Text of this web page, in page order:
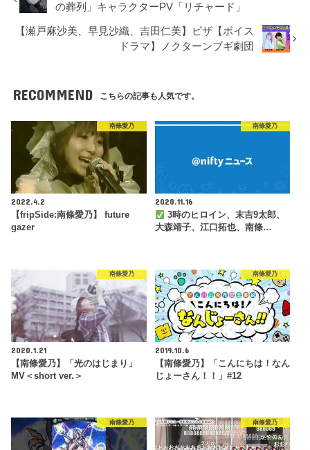
の葬列」キャラクターPV「リチャード」
【瀬戸麻沙美、早見沙織、吉田仁美】ピザ【ボイス
ドラマ】ノクターンブギ劇団
RECOMMEND こちらの記事も人気です。
南條愛乃
2022.4.2
【fripSide:南條愛乃】 future
gazer
南條愛乃
2020.11.16
3時のヒロイン、末吉9太郎、
大森靖子、江口拓也、南條…
南條愛乃
2020.1.21
【南條愛乃】「光のはじまり」
MV＜short ver.＞
南條愛乃
2019.10.6
【南條愛乃】「こんにちは！なん
じょーさん！！」#12
南條愛乃 南條愛乃